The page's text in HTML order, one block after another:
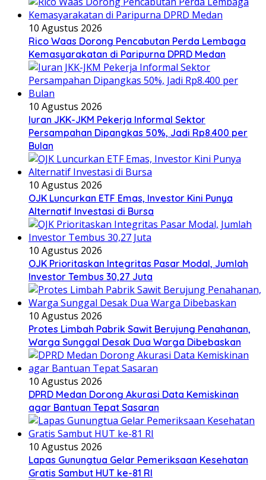
10 Agustus 2026
Rico Waas Dorong Pencabutan Perda Lembaga
Kemasyarakatan di Paripurna DPRD Medan
10 Agustus 2026
Iuran JKK-JKM Pekerja Informal Sektor
Persampahan Dipangkas 50%, Jadi Rp8.400 per
Bulan
10 Agustus 2026
OJK Luncurkan ETF Emas, Investor Kini Punya
Alternatif Investasi di Bursa
10 Agustus 2026
OJK Prioritaskan Integritas Pasar Modal, Jumlah
Investor Tembus 30,27 Juta
10 Agustus 2026
Protes Limbah Pabrik Sawit Berujung Penahanan,
Warga Sunggal Desak Dua Warga Dibebaskan
10 Agustus 2026
DPRD Medan Dorong Akurasi Data Kemiskinan
agar Bantuan Tepat Sasaran
10 Agustus 2026
Lapas Gunungtua Gelar Pemeriksaan Kesehatan
Gratis Sambut HUT ke-81 RI